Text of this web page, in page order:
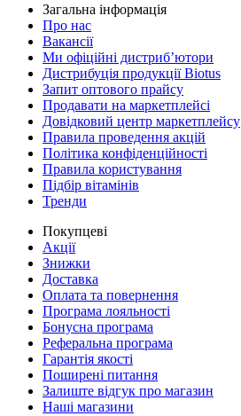
Загальна інформація
Про нас
Вакансії
Ми офіційні дистриб’ютори
Дистрибуція продукції Biotus
Запит оптового прайсу
Продавати на маркетплейсі
Довідковий центр маркетплейсу
Правила проведення акцій
Політика конфіденційності
Правила користування
Підбір вітамінів
Тренди
Покупцеві
Акції
Знижки
Доставка
Оплата та повернення
Програма лояльності
Бонусна програма
Реферальна програма
Гарантія якості
Поширені питання
Залиште відгук про магазин
Наші магазини